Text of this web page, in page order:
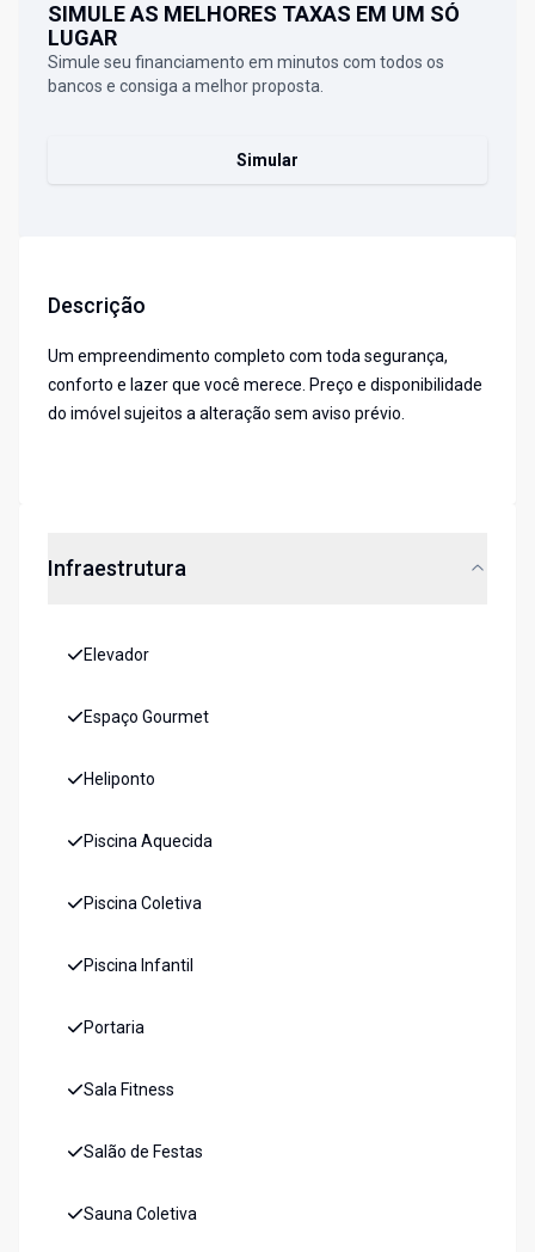
SIMULE AS MELHORES TAXAS EM UM SÓ
LUGAR
Simule seu financiamento em minutos com todos os
bancos e consiga a melhor proposta.
Simular
Descrição
Um empreendimento completo com toda segurança,
conforto e lazer que você merece. Preço e disponibilidade
do imóvel sujeitos a alteração sem aviso prévio.
Infraestrutura
Elevador
Espaço Gourmet
Heliponto
Piscina Aquecida
Piscina Coletiva
Piscina Infantil
Portaria
Sala Fitness
Salão de Festas
Sauna Coletiva